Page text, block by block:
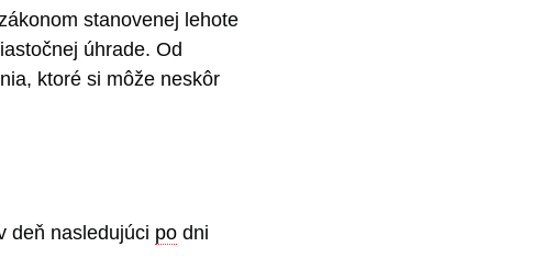
stanovenej lehote
úhrade. Od
ktoré si môže neskôr
deň nasledujúci po dni